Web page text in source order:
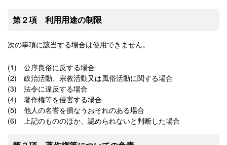
第２項 利用用途の制限
次の事項に該当する場合は使用できません。
(1) 公序良俗に反する場合
(2) 政治活動、宗教活動又は風俗活動に関する場合
(3) 法令に違反する場合
(4) 著作権等を侵害する場合
(5) 他人の名誉を損なうおそれのある場合
(6) 上記のもののほか、認められないと判断した場合